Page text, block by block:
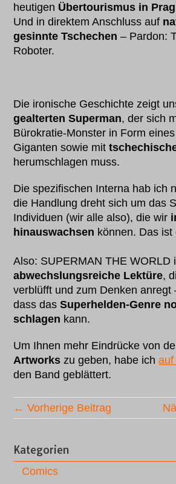
heutigen Übertourismus in Prag
Und in direktem Anschluss auf
gesinnte Tschechen – Pardon:
Roboter.
Die ironische Geschichte zeigt
gealterten Superman, der sich
Bürokratie-Monster in Form
Giganten sowie mit
herumschlagen muss.
Die spezifischen Interna hab ich
die Handlung dreht sich um das
Individuen (wir alle also), die wir
hinauswachsen können. Das ist
Also: SUPERMAN THE WORLD
abwechslungsreiche Lektüre,
verblüfft und zum Denken anregt
dass dasSuperhelden-Genre
schlagen kann.
Um Ihnen mehr Eindrücke von
Artworks zu geben, habe ichauf
den Band geblättert.
← Vorherige Beitrag
Kategorien
Comics